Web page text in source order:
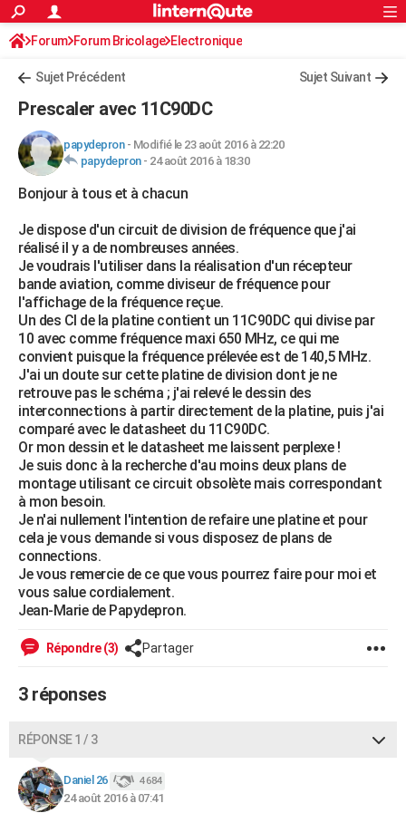
ACTUALITÉS
Politique
Société
Faits Divers
Education
Monde
Villes
+
FINANCE
Retraite
Impôts
Epargne
Immobilier
Risques naturels par ville
Banque
Assurance
Crédit
AUTO
Essais
Réserver un essai
Citadines
Berlines
SUV
Forum auto
+HIGH-TECH
Mobiles
Meilleur smartphone
Internet
Ordinateurs
Jeux vidéo
Guide high-tech
+BRICOLAGE
Forum
Aménagement intérieur
Extérieur
Cuisine
Salle de bains
Jardinage
Rangement
WEEK-END
Guides de France
Escapades
Patrimoine
Expositions
Musées
Week-end nature
+LIFESTYLE
Art de vivre
Bien-être
Loisirs
Modes de vie
SANTE
Alimentation
Guide de la santé
Maladies
Médicaments
Sommeil
VOYAGE
Destinations
City break
Voyage nature
Voyage de noces
Forum
Climat
+PHOTO
GUIDES D'ACHAT
BONS PLANS
CARTE DE VOEUX
Carte de Noël
Carte Bonne année
Carte Saint-Valentin
Carte Pâques
Carte d'anniversaire
DICTIONNAIRE
Dictionnaire
Biographies
Citations
Expressions
Proverbes
PROGRAMME TV
COPAINS D'AVANT
AVIS DE DÉCÈS
S'inscrire
Connexion
Forum Forum Bricolage Electronique
Sujet Précédent Sujet Suivant
Prescaler avec 11C90DC
papydepron- Modifié le 23 août 2016 à 22:20
papydepron- 24 août 2016 à 18:30
Bonjour à tous et à chacun
Je dispose d'un circuit de division de fréquence que j'ai
réalisé il y a de nombreuses années.
Je voudrais l'utiliser dans la réalisation d'un récepteur
bande aviation, comme diviseur de fréquence pour
l'affichage de la fréquence reçue.
Un des CI de la platine contient un 11C90DC qui divise par
10 avec comme fréquence maxi 650 MHz, ce qui me
convient puisque la fréquence prélevée est de 140,5 MHz.
J'ai un doute sur cette platine de division dont je ne
retrouve pas le schéma ; j'ai relevé le dessin des
interconnections à partir directement de la platine, puis j'ai
comparé avec le datasheet du 11C90DC.
Or mon dessin et le datasheet me laissent perplexe !
Je suis donc à la recherche d'au moins deux plans de
montage utilisant ce circuit obsolète mais correspondant
à mon besoin.
Je n'ai nullement l'intention de refaire une platine et pour
cela je vous demande si vous disposez de plans de
connections.
Je vous remercie de ce que vous pourrez faire pour moi et
vous salue cordialement.
Jean-Marie de Papydepron.
Répondre (3) Partager
3 réponses
RÉPONSE 1 / 3
Daniel 26 4 684
24 août 2016 à 07:41